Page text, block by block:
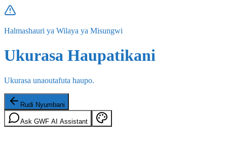
Halmashauri ya Wilaya ya Misungwi
Ukurasa Haupatikani
Ukurasa unaoutafuta haupo.
Rudi Nyumbani
Ask GWF AI Assistant